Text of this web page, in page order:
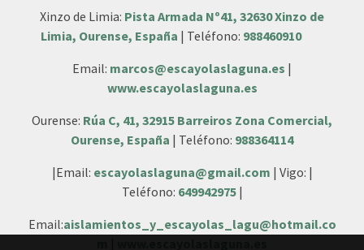
Xinzo de Limia: Pista Armada Nº41, 32630 Xinzo de
Limia, Ourense, España | Teléfono: 988460910
Email: marcos@escayolaslaguna.es |
www.escayolaslaguna.es
Ourense: Rúa C, 41, 32915 Barreiros Zona Comercial,
Ourense, España | Teléfono: 988364114
|Email: escayolaslaguna@gmail.com | Vigo: |
Teléfono: 649942975|
Email:aislamientos_y_escayolas_lagu@hotmail.co